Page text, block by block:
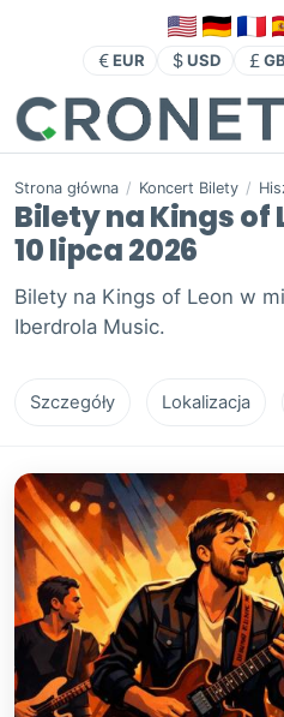
EUR USD
Strona główna / Koncert Bilety /
Bilety na Kings of
10 lipca 2026
Bilety na Kings of Leon w
Iberdrola Music.
Szczegóły Lokalizacja